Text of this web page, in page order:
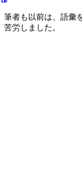
筆者も以前は、語彙
苦労しました。